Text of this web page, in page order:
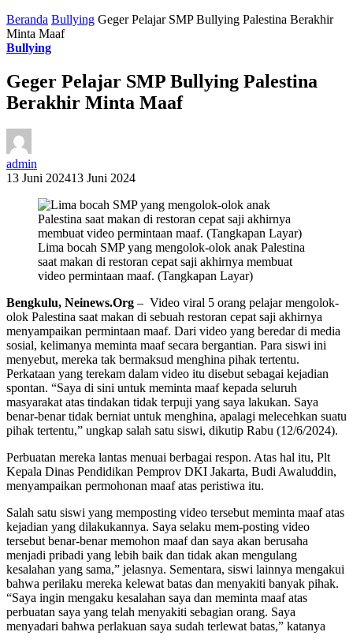
Beranda Bullying Geger Pelajar SMP Bullying Palestina Berakhir
Minta Maaf
Bullying
Geger Pelajar SMP Bullying Palestina
Berakhir Minta Maaf
admin
13 Juni 202413 Juni 2024
Lima bocah SMP yang mengolok-olok anak Palestina
saat makan di restoran cepat saji akhirnya membuat
video permintaan maaf. (Tangkapan Layar)
Bengkulu, Neinews.Org – Video viral 5 orang pelajar mengolok-
olok Palestina saat makan di sebuah restoran cepat saji akhirnya
menyampaikan permintaan maaf. Dari video yang beredar di media
sosial, kelimanya meminta maaf secara bergantian. Para siswi ini
menyebut, mereka tak bermaksud menghina pihak tertentu.
Perkataan yang terekam dalam video itu disebut sebagai kejadian
spontan. “Saya di sini untuk meminta maaf kepada seluruh
masyarakat atas tindakan tidak terpuji yang saya lakukan. Saya
benar-benar tidak berniat untuk menghina, apalagi melecehkan suatu
pihak tertentu,” ungkap salah satu siswi, dikutip Rabu (12/6/2024).
Perbuatan mereka lantas menuai berbagai respon. Atas hal itu, Plt
Kepala Dinas Pendidikan Pemprov DKI Jakarta, Budi Awaluddin,
menyampaikan permohonan maaf atas peristiwa itu.
Salah satu siswi yang memposting video tersebut meminta maaf atas
kejadian yang dilakukannya. Saya selaku mem-posting video
tersebut benar-benar memohon maaf dan saya akan berusaha
menjadi pribadi yang lebih baik dan tidak akan mengulang
kesalahan yang sama,” jelasnya. Sementara, siswi lainnya mengakui
bahwa perilaku mereka kelewat batas dan menyakiti banyak pihak.
“Saya ingin mengaku kesalahan saya dan meminta maaf atas
perbuatan saya yang telah menyakiti sebagian orang. Saya
menyadari bahwa perlakuan saya sudah terlewat batas,” katanya